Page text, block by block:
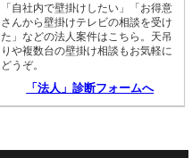
「自社内で壁掛けしたい」「お得意
さんから壁掛けテレビの相談を受け
た」などの法人案件はこちら。天吊
りや複数台の壁掛け相談もお気軽に
どうぞ。
「法人」診断フォームへ